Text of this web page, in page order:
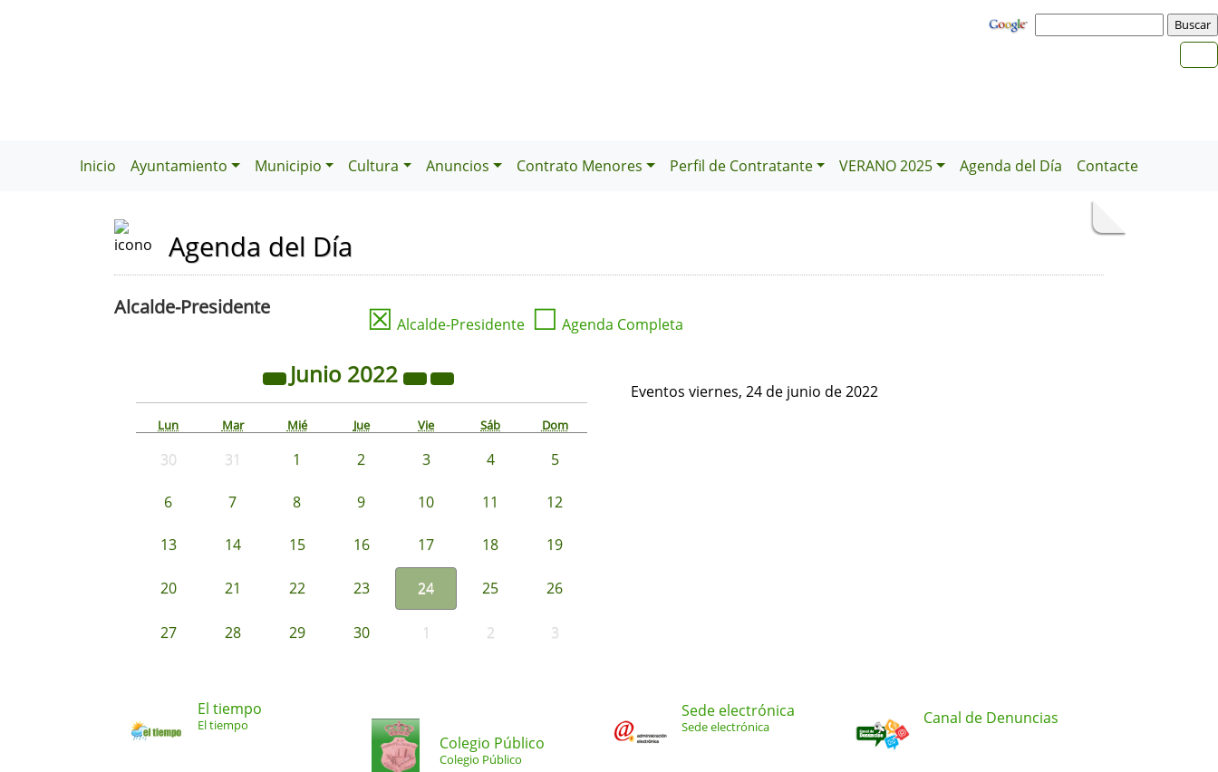
Inicio Ayuntamiento Municipio Cultura Anuncios Contrato Menores Perfil de Contratante VERANO 2025 Agenda del Día Contacte
Agenda del Día
Alcalde-Presidente ☒ Alcalde-Presidente ☐ Agenda Completa
Junio 2022
Lun Mar Mié Jue Vie Sáb Dom
30 31 1 2 3 4 5
6 7 8 9 10 11 12
13 14 15 16 17 18 19
20 21 22 23 24 25 26
27 28 29 30 1 2 3
Eventos viernes, 24 de junio de 2022
El tiempo
El tiempo
Colegio Público
Colegio Público
Sede electrónica
Sede electrónica Canal de Denuncias